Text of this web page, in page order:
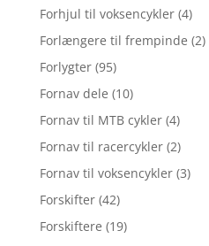
Forhjul til voksencykler (4)
Forlængere til frempinde (2)
Forlygter (95)
Fornav dele (10)
Fornav til MTB cykler (4)
Fornav til racercykler (2)
Fornav til voksencykler (3)
Forskifter (42)
Forskiftere (19)